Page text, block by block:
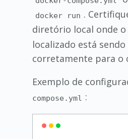
docker run .
diretório local onde o
localizado está
corretamente para o
Exemplo de
compose.yml :